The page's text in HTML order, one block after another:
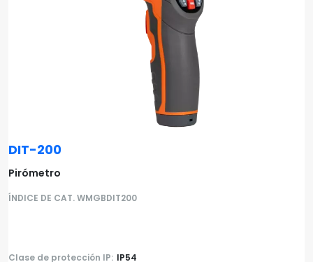
DIT-200
Pirómetro
ÍNDICE DE CAT. WMGBDIT200
Clase de protección IP: IP54